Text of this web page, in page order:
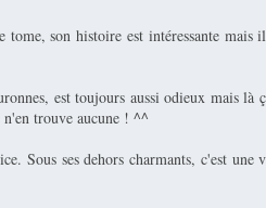
tome, son histoire est intéressante mais
est toujours aussi odieux mais là
trouve aucune ! ^^
Sous ses dehors charmants, c'est une